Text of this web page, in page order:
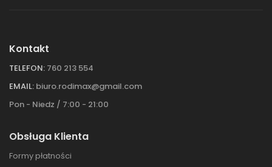
Kontakt
TELEFON: 760 213 554
EMAIL: biuro.rodimax@gmail.com
Pon - Niedz / 7:00 - 21:00
Obsługa Klienta
Formy płatności